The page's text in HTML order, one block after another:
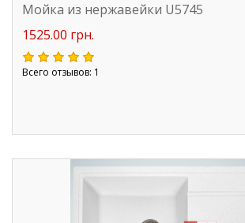
Мойка из нержавейки U5745
1525.00 грн.
Всего отзывов: 1